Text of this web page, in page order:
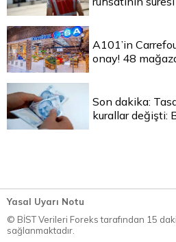
A101’in
onay! 48
Son dakika:
kurallar değişti:
Yasal Uyarı Notu
© BİST Verileri Foreks tarafından 15
sağlanmaktadır.